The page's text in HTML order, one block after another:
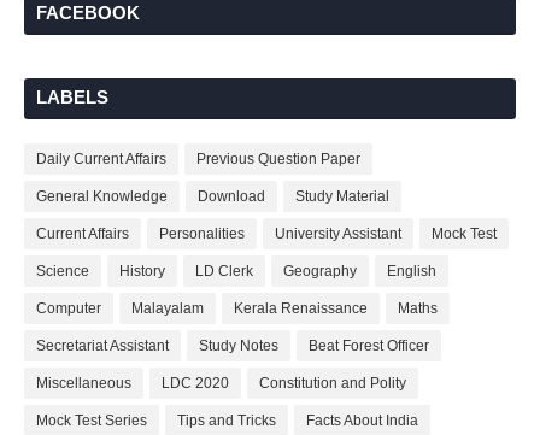
FACEBOOK
LABELS
Daily Current Affairs Previous Question Paper
General Knowledge Download Study Material
Current Affairs Personalities University Assistant Mock Test
Science History LD Clerk Geography English
Computer Malayalam Kerala Renaissance Maths
Secretariat Assistant Study Notes Beat Forest Officer
Miscellaneous LDC 2020 Constitution and Polity
Mock Test Series Tips and Tricks Facts About India